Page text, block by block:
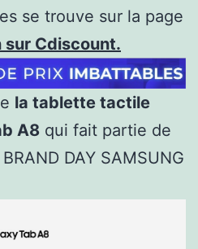
se trouve sur la page
sur Cdiscount.
la tablette tactile
A8 qui fait partie de
DAY SAMSUNG